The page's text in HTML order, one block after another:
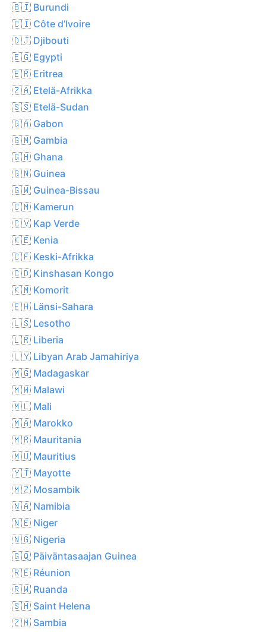
🇧🇮 Burundi
🇨🇮 Côte d’Ivoire
🇩🇯 Djibouti
🇪🇬 Egypti
🇪🇷 Eritrea
🇿🇦 Etelä-Afrikka
🇸🇸 Etelä-Sudan
🇬🇦 Gabon
🇬🇲 Gambia
🇬🇭 Ghana
🇬🇳 Guinea
🇬🇼 Guinea-Bissau
🇨🇲 Kamerun
🇨🇻 Kap Verde
🇰🇪 Kenia
🇨🇫 Keski-Afrikka
🇨🇩 Kinshasan Kongo
🇰🇲 Komorit
🇪🇭 Länsi-Sahara
🇱🇸 Lesotho
🇱🇷 Liberia
🇱🇾 Libyan Arab Jamahiriya
🇲🇬 Madagaskar
🇲🇼 Malawi
🇲🇱 Mali
🇲🇦 Marokko
🇲🇷 Mauritania
🇲🇺 Mauritius
🇾🇹 Mayotte
🇲🇿 Mosambik
🇳🇦 Namibia
🇳🇪 Niger
🇳🇬 Nigeria
🇬🇶 Päiväntasaajan Guinea
🇷🇪 Réunion
🇷🇼 Ruanda
🇸🇭 Saint Helena
🇿🇲 Sambia